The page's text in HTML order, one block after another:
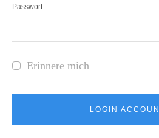
Passwort
Erinnere mich
LOGIN